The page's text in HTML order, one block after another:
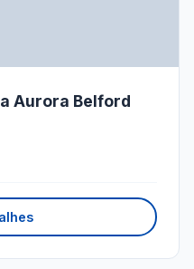
Aurora Belford